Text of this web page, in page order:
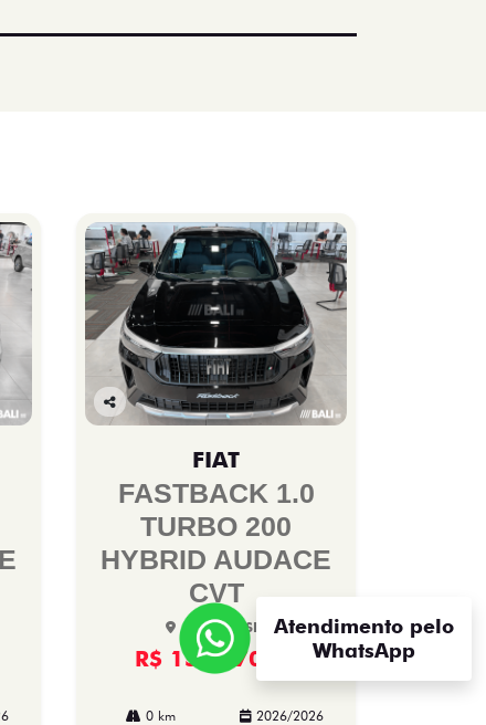
Co
FIAT
FASTBACK 1.0
TURBO 200
HYBRID AUDACE
CVT
Bali Fiat SIA
R$ 152.970,00
0 km 2026/2026
Atendimento pelo
WhatsApp